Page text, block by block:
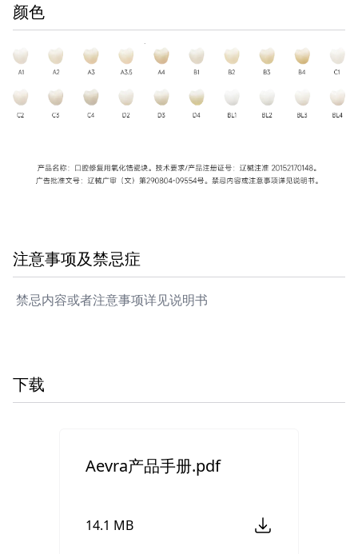
颜色
注意事项及禁忌症
禁忌内容或者注意事项详见说明书
下载
Aevra产品手册.pdf
14.1 MB